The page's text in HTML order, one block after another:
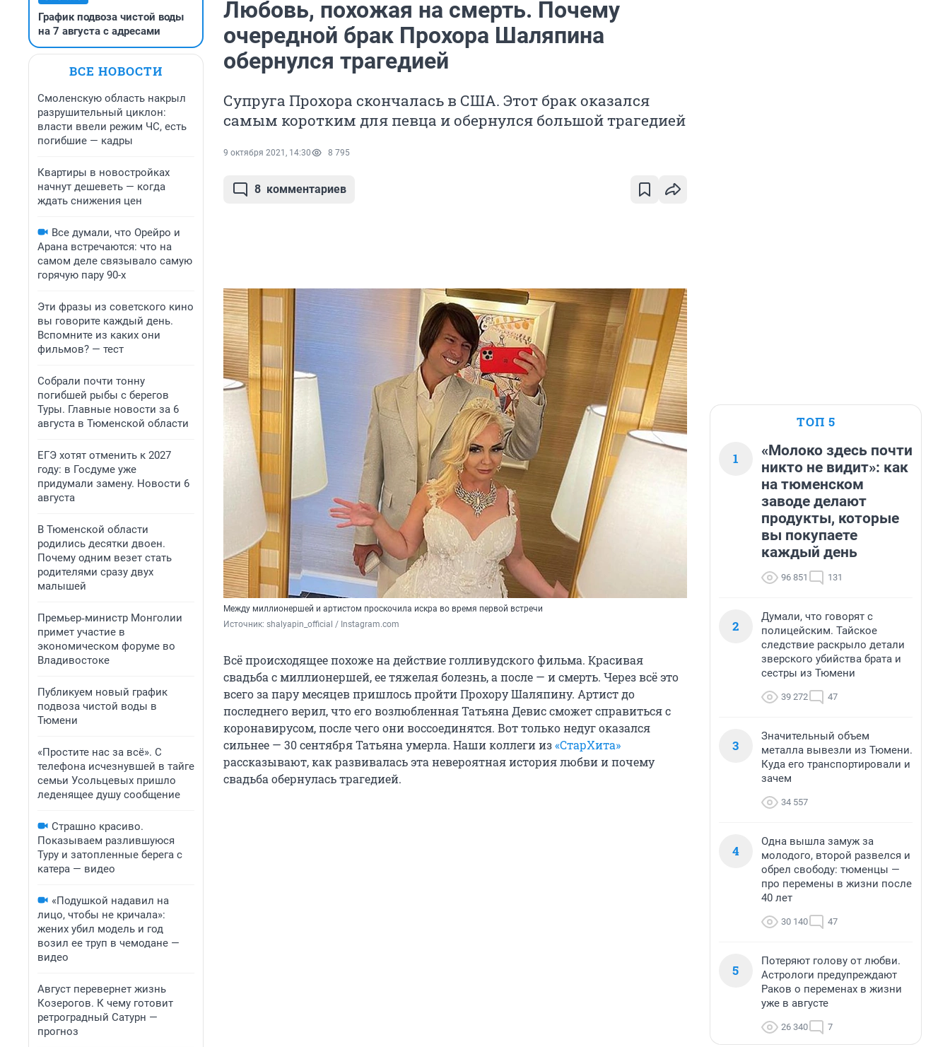
График подвоза чистой воды
на 7 августа с адресами
ВСЕ НОВОСТИ
Смоленскую область накрыл
разрушительный циклон:
власти ввели режим ЧС, есть
погибшие — кадры
Квартиры в новостройках
начнут дешеветь — когда
ждать снижения цен
Все думали, что Орейро и
Арана встречаются: что на
самом деле связывало самую
горячую пару 90-х
Эти фразы из советского кино
вы говорите каждый день.
Вспомните из каких они
фильмов? — тест
Собрали почти тонну
погибшей рыбы с берегов
Туры. Главные новости за 6
августа в Тюменской области
ЕГЭ хотят отменить к 2027
году: в Госдуме уже
придумали замену. Новости 6
августа
В Тюменской области
родились десятки двоен.
Почему одним везет стать
родителями сразу двух
малышей
Премьер‑министр Монголии
примет участие в
экономическом форуме во
Владивостоке
Публикуем новый график
подвоза чистой воды в
Тюмени
«Простите нас за всё». С
телефона исчезнувшей в тайге
семьи Усольцевых пришло
леденящее душу сообщение
Страшно красиво.
Показываем разлившуюся
Туру и затопленные берега с
катера — видео
«Подушкой надавил на
лицо, чтобы не кричала»:
жених убил модель и год
возил ее труп в чемодане —
видео
Август перевернет жизнь
Козерогов. К чему готовит
ретроградный Сатурн —
прогноз
Любовь, похожая на смерть. Почему
очередной брак Прохора Шаляпина
обернулся трагедией
Супруга Прохора скончалась в США. Этот брак оказался
самым коротким для певца и обернулся большой трагедией
9 октября 2021, 14:30 8 795
8 комментариев
Между миллионершей и артистом проскочила искра во время первой встречи
Источник: shalyapin_official / Instagram.com
Всё происходящее похоже на действие голливудского фильма. Красивая
свадьба с миллионершей, ее тяжелая болезнь, а после — и смерть. Через всё это
всего за пару месяцев пришлось пройти Прохору Шаляпину. Артист до
последнего верил, что его возлюбленная Татьяна Девис сможет справиться с
коронавирусом, после чего они воссоединятся. Вот только недуг оказался
сильнее — 30 сентября Татьяна умерла. Наши коллеги из«СтарХита»
рассказывают, как развивалась эта невероятная история любви и почему
свадьба обернулась трагедией.
ТОП 5
1
«Молоко здесь почти
никто не видит»: как
на тюменском
заводе делают
продукты, которые
вы покупаете
каждый день
96 851 131
2
Думали, что говорят с
полицейским. Тайское
следствие раскрыло детали
зверского убийства брата и
сестры из Тюмени
39 272 47
3
Значительный объем
металла вывезли из Тюмени.
Куда его транспортировали и
зачем
34 557
4
Одна вышла замуж за
молодого, второй развелся и
обрел свободу: тюменцы —
про перемены в жизни после
40 лет
30 140 47
5
Потеряют голову от любви.
Астрологи предупреждают
Раков о переменах в жизни
уже в августе
26 340 7